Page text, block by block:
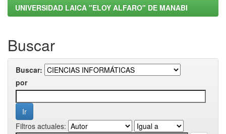
UNIVERSIDAD LAICA "ELOY ALFARO" DE MANABI
Buscar
Buscar:
por
Filtros actuales: